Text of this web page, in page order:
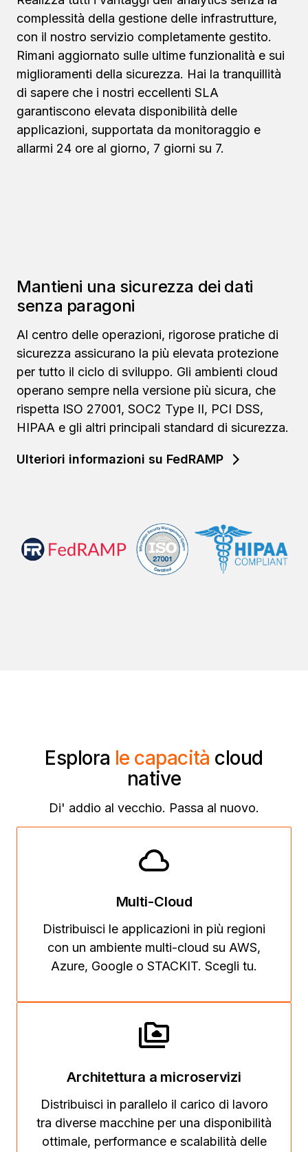
complessità della gestione delle infrastrutture,
con il nostro servizio completamente gestito.
Rimani aggiornato sulle ultime funzionalità e sui
miglioramenti della sicurezza. Hai la tranquillità
di sapere che i nostri eccellenti SLA
garantiscono elevata disponibilità delle
applicazioni, supportata da monitoraggio e
allarmi 24 ore al giorno, 7 giorni su 7.
Mantieni una sicurezza dei dati
senza paragoni
Al centro delle operazioni, rigorose pratiche di
sicurezza assicurano la più elevata protezione
per tutto il ciclo di sviluppo. Gli ambienti cloud
operano sempre nella versione più sicura, che
rispetta ISO 27001, SOC2 Type II, PCI DSS,
HIPAA e gli altri principali standard di sicurezza.
Ulteriori informazioni su FedRAMP
Esplora le capacità cloud
native
Di' addio al vecchio. Passa al nuovo.
Multi-Cloud
Distribuisci le applicazioni in più regioni
con un ambiente multi-cloud su AWS,
Azure, Google o STACKIT. Scegli tu.
Architettura a microservizi
Distribuisci in parallelo il carico di lavoro
tra diverse macchine per una disponibilità
ottimale, performance e scalabilità delle